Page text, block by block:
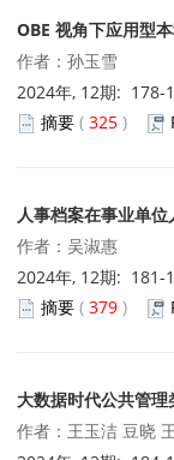
OBE 视角下应用型
作者：孙玉雪
2024年, 12期: 178-
摘要 ( 325 )
人事档案在事业单
作者：吴淑惠
2024年, 12期: 181-
摘要 ( 379 )
大数据时代公共管
作者：王玉洁 豆晓